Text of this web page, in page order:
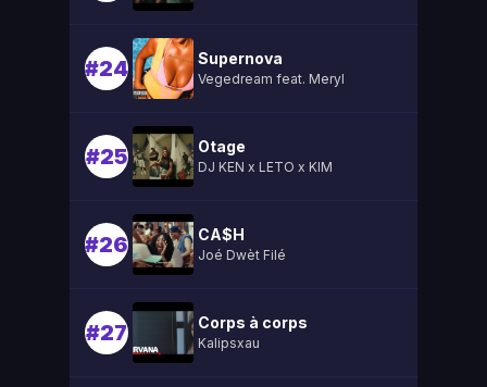
#24 Supernova
Vegedream feat. Meryl
#25 Otage
DJ KEN x LETO x KIM
#26 CA$H
Joé Dwèt Filé
#27 Corps à corps
Kalipsxau